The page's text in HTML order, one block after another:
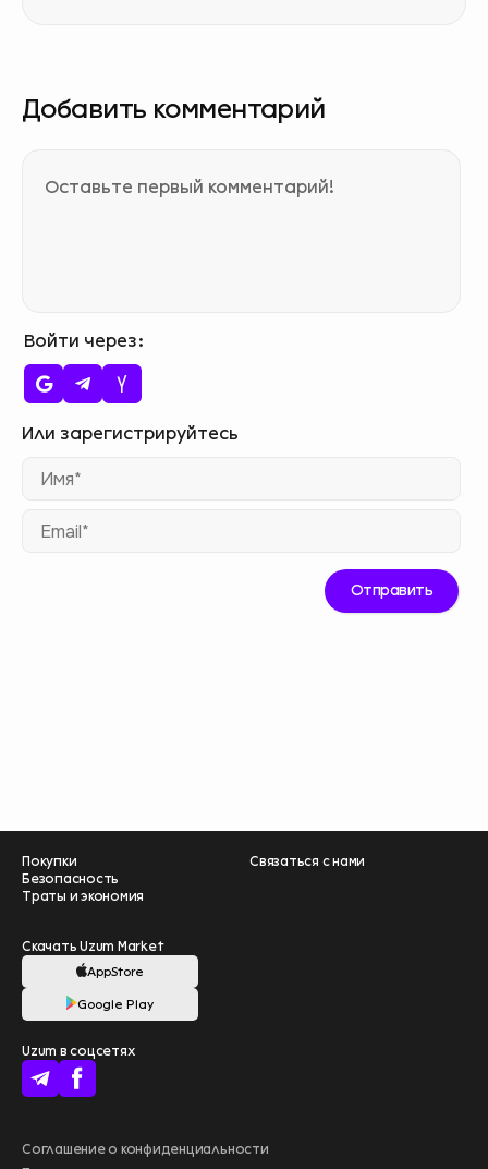
Добавить комментарий
Войти через
Покупки
Безопасность
Траты и экономия
Связаться с нами
Скачать Uzum Market
AppStore
Google Play
Соглашение о конфиденциальности
Uzum в соцсетях
Больше выгоды
Помогите нам
стать лучше –
пройдите опрос